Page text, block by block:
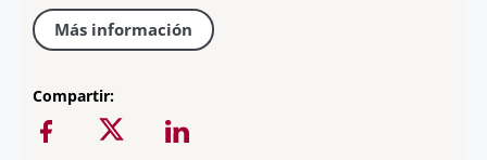
Más información
Compartir: